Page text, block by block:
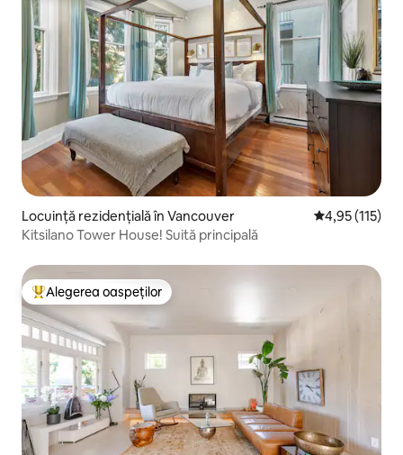
Locuință rezidențială în Vancouver Scor mediu
4,95 (115)
Kitsilano Tower House! Suită principală
Locuință din topul categoriei Alegerea oaspeților
Alegerea oaspeților